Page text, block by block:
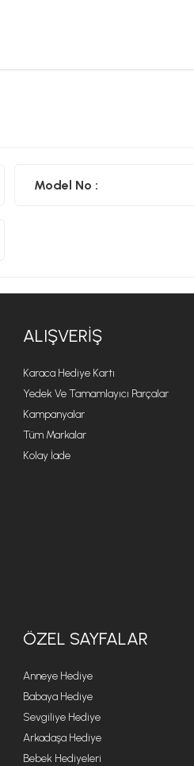
Model No :
ALIŞVERIŞ
Karaca Hediye Kartı
Yedek Ve Tamamlayıcı Parçalar
Kampanyalar
Tüm Markalar
Kolay İade
ÖZEL SAYFALAR
Anneye Hediye
Babaya Hediye
Sevgiliye Hediye
Arkadaşa Hediye
Bebek Hediyeleri